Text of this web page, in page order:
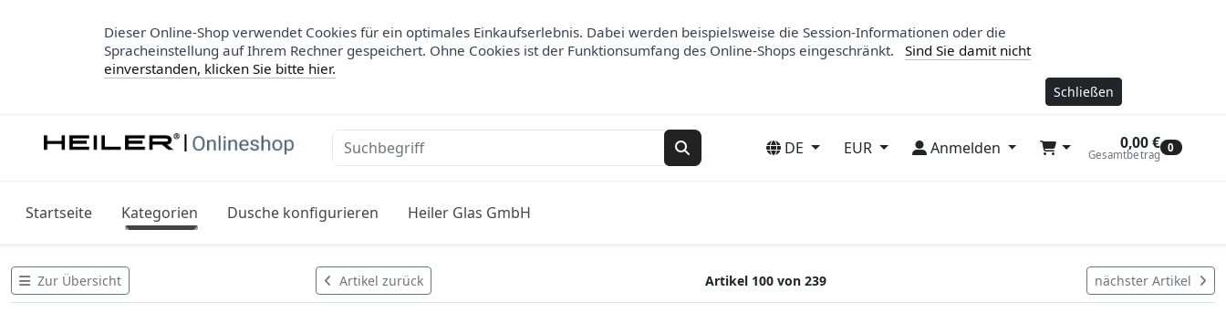
Dieser Online-Shop verwendet Cookies für ein optimales Einkaufserlebnis. Dabei werden beispielsweise die Session-Informationen oder die
Spracheinstellung auf Ihrem Rechner gespeichert. Ohne Cookies ist der Funktionsumfang des Online-Shops eingeschränkt.
Sind Sie damit nicht
einverstanden, klicken Sie bitte hier.
Schließen
Suchen
DE EUR Anmelden 0,00 €
Gesamtbetrag 0
Startseite Kategorien Dusche konfigurieren Heiler Glas GmbH
Zur Übersicht Artikel zurück Artikel 100 von 239 nächster Artikel